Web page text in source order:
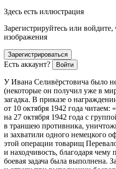
Здесь есть иллюстрация
Зарегистрируйтесь или
изображения
Зарегистрироваться
Есть аккаунт? Войти
У Ивана Селивёрстовича было
(некоторые он получил уже в
загадка. В приказе о
от 10 октября 1942 года
на 27 октября 1942 года с
в траншею противника,
и захватили одного немецкого
этой операции товарищ
и находчивость, благодаря чему
боевая задача была выполнена.